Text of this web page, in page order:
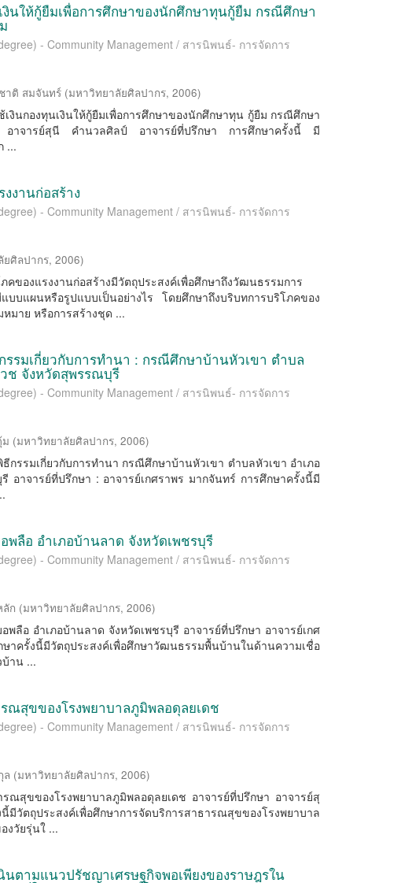
งินให้กู้ยืมเพื่อการศึกษาของนักศึกษาทุนกู้ยืม กรณีศึกษา
- Community Management / สารนิพนธ์- การจัดการ
าติ สมจันทร์ (มหาวิทยาลัยศิลปากร,2006)
งินกองทุนเงินให้กู้ยืมเพื่อการศึกษาของนักศึกษาทุน กู้ยืม กรณีศึกษา
าจารย์สุนี คํานวลศิลป์ อาจารย์ที่ปรึกษา การศึกษาครั้งนี้ มี
...
งานก่อสร้าง
- Community Management / สารนิพนธ์- การจัดการ
ยศิลปากร,2006)
คของแรงงานก่อสร้างมีวัตถุประสงค์เพื่อศึกษาถึงวัฒนธรรมการ
บบแผนหรือรูปแบบเป็นอย่างไร โดยศึกษาถึงบริบทการบริโภคของ
มาย หรือการสร้างชุด ...
รมเกี่ยวกับการทำนา : กรณีศึกษาบ้านหัวเขา ตำบล
ช จังหวัดสุพรรณบุรี
- Community Management / สารนิพนธ์- การจัดการ
(มหาวิทยาลัยศิลปากร,2006)
กรรมเกี่ยวกับการทํานา กรณีศึกษาบ้านหัวเขา ตําบลหัวเขา อําเภอ
อาจารย์ที่ปรึกษา : อาจารย์เกศราพร มากจันทร์ การศึกษาครั้งนี้มี
ลือ อำเภอบ้านลาด จังหวัดเพชรบุรี
- Community Management / สารนิพนธ์- การจัดการ
ก (มหาวิทยาลัยศิลปากร,2006)
ลือ อําเภอบ้านลาด จังหวัดเพชรบุรี อาจารย์ที่ปรึกษา อาจารย์เกศ
าครั้งนี้มีวัตถุประสงค์เพื่อศึกษาวัฒนธรรมพื้นบ้านในด้านความเชื่อ
าน ...
ณสุขของโรงพยาบาลภูมิพลอดุลยเดช
- Community Management / สารนิพนธ์- การจัดการ
ล (มหาวิทยาลัยศิลปากร,2006)
รณสุขของโรงพยาบาลภูมิพลอดุลยเดช อาจารย์ที่ปรึกษา อาจารย์สุ
ถุประสงค์เพื่อศึกษาการจัดบริการสาธารณสุขของโรงพยาบาล
งวัยรุ่นใ ...
นตามแนวปรัชญาเศรษฐกิจพอเพียงของราษฎรใน